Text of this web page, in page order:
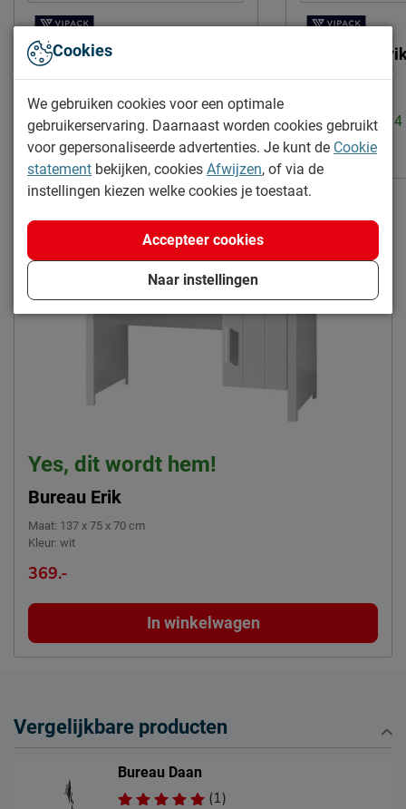
Kinderkamer Erik met
nachtkast en 2-deurs kast
Levertijd: 2 tot 4 weken
943.-
Gratis verzending
Nachtkast
Uitvoering: 1 lade
Levertijd: 2 tot 4
109.-
Yes, dit wordt hem!
Bureau Erik
Maat: 137 x 75 x 70 cm
Kleur: wit
369.-
In winkelwagen
Vergelijkbare producten
Bureau Daan
(1)
Cookies
We gebruiken cookies voor een optimale
gebruikerservaring. Daarnaast worden cookies gebruikt
voor gepersonaliseerde advertenties. Je kunt de Cookie
statement bekijken, cookies Afwijzen, of via de
instellingen kiezen welke cookies je toestaat.
Naar instellingen
Accepteer cookies